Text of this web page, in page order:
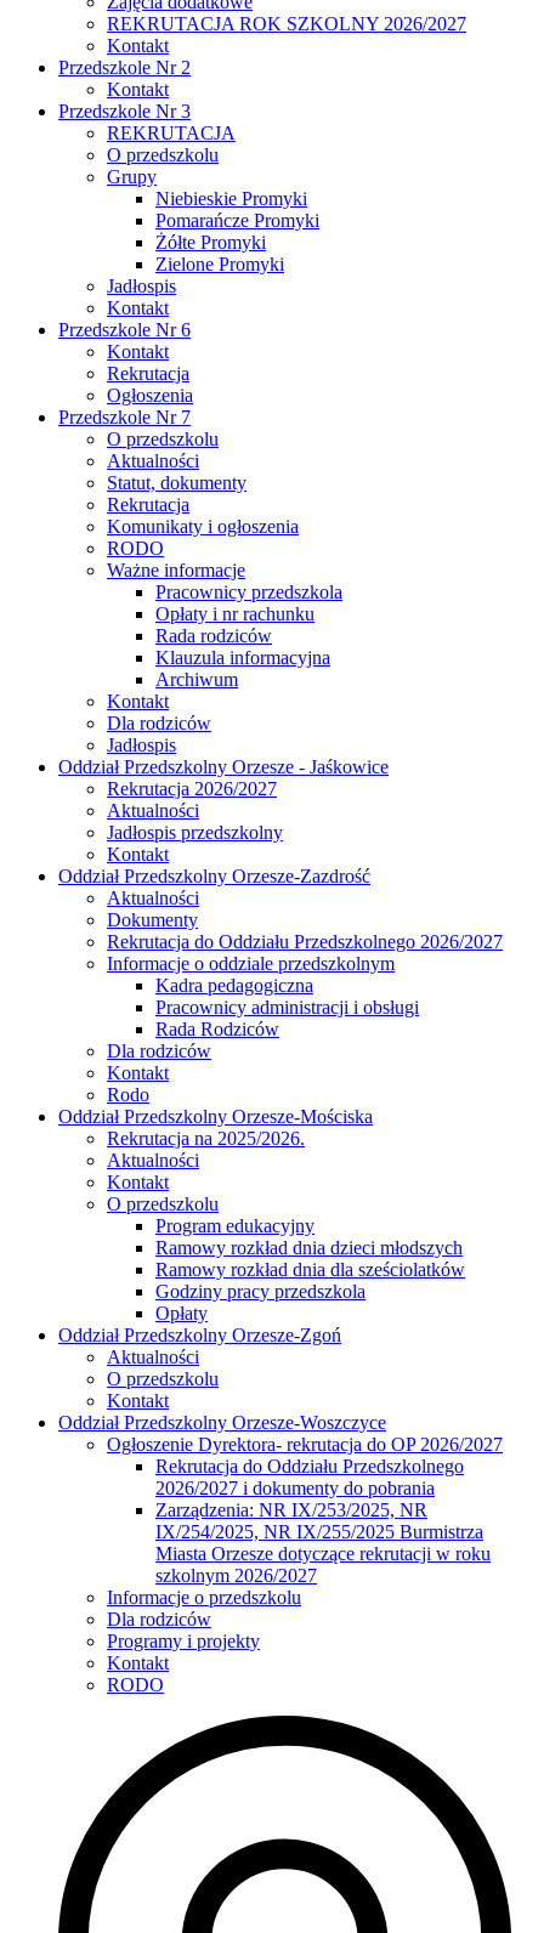
REKRUTACJA ROK SZKOLNY 2026/2027
Kontakt
Przedszkole Nr 2
Kontakt
Przedszkole Nr 3
REKRUTACJA
O przedszkolu
Grupy
Niebieskie Promyki
Pomarańcze Promyki
Żółte Promyki
Zielone Promyki
Jadłospis
Kontakt
Przedszkole Nr 6
Kontakt
Rekrutacja
Ogłoszenia
Przedszkole Nr 7
O przedszkolu
Aktualności
Statut, dokumenty
Rekrutacja
Komunikaty i ogłoszenia
RODO
Ważne informacje
Pracownicy przedszkola
Opłaty i nr rachunku
Rada rodziców
Klauzula informacyjna
Archiwum
Kontakt
Dla rodziców
Jadłospis
Oddział Przedszkolny Orzesze - Jaśkowice
Rekrutacja 2026/2027
Aktualności
Jadłospis przedszkolny
Kontakt
Oddział Przedszkolny Orzesze-Zazdrość
Aktualności
Dokumenty
Rekrutacja do Oddziału Przedszkolnego 2026/2027
Informacje o oddziale przedszkolnym
Kadra pedagogiczna
Pracownicy administracji i obsługi
Rada Rodziców
Dla rodziców
Kontakt
Rodo
Oddział Przedszkolny Orzesze-Mościska
Rekrutacja na 2025/2026.
Aktualności
Kontakt
O przedszkolu
Program edukacyjny
Ramowy rozkład dnia dzieci młodszych
Ramowy rozkład dnia dla sześciolatków
Godziny pracy przedszkola
Opłaty
Oddział Przedszkolny Orzesze-Zgoń
Aktualności
O przedszkolu
Kontakt
Oddział Przedszkolny Orzesze-Woszczyce
Ogłoszenie Dyrektora- rekrutacja do OP 2026/2027
Rekrutacja do Oddziału Przedszkolnego
2026/2027 i dokumenty do pobrania
Zarządzenia: NR IX/253/2025, NR
IX/254/2025, NR IX/255/2025 Burmistrza
Miasta Orzesze dotyczące rekrutacji w roku
szkolnym 2026/2027
Informacje o przedszkolu
Dla rodziców
Programy i projekty
Kontakt
RODO